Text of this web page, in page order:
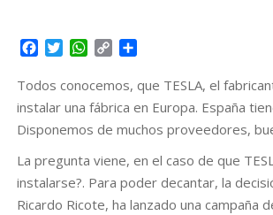
c
e
b
o
o
k
i
t
t
e
r
W
a
t
s
A
p
p
p
y
L
n
k
m
p
a
r
t
i
r
Todos conocemos, que TESLA, el
instalar una fábrica en Europa. España
Disponemos de muchos proveedores,
La pregunta viene, en el caso de que
instalarse?. Para poder decantar, la
Ricardo Ricote, ha lanzado una campaña